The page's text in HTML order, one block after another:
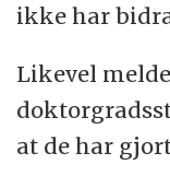
ikke har
Likevel
at de har